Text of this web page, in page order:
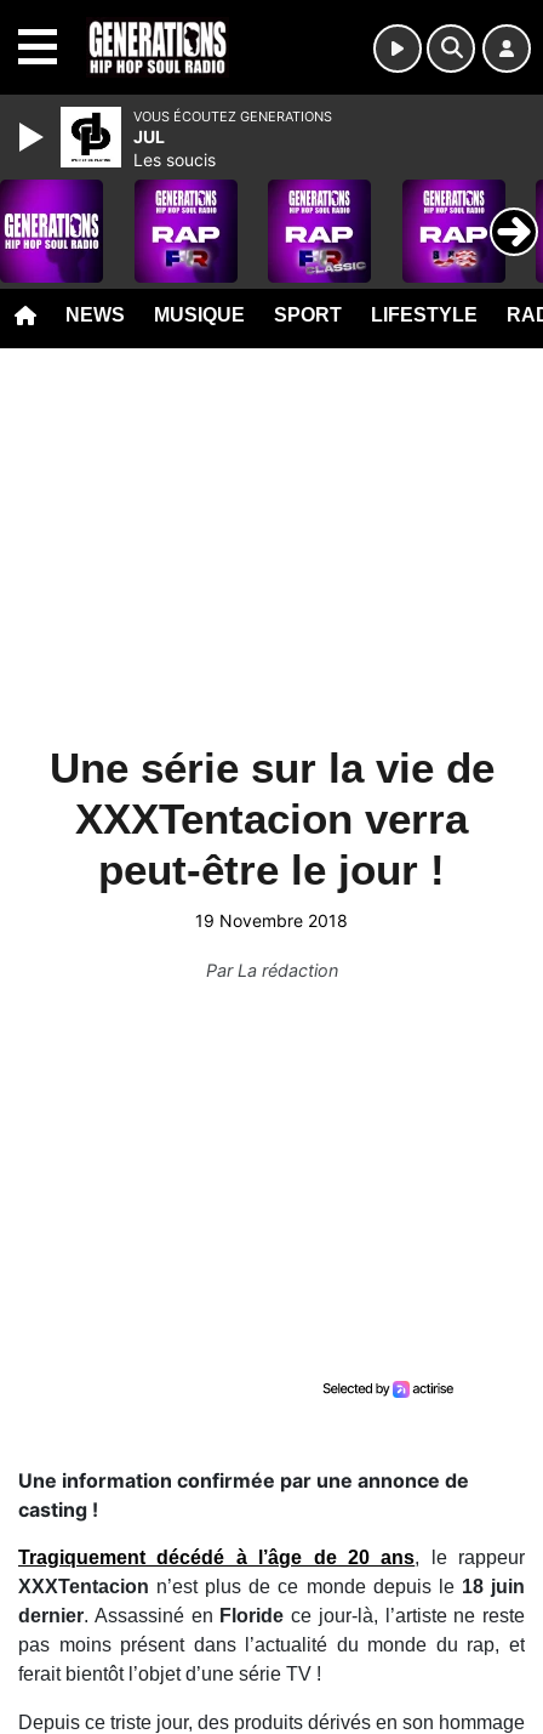
NEWS MUSIQUE SPORT LIFESTYLE
Une série sur la vie de
XXXTentacion verra
peut-être le jour !
19 Novembre 2018
ParLa rédaction
Une information confirmée par une annonce de
casting !
Tragiquement décédé à l’âge de 20 ans, le rappeur
XXXTentacion n’est plus de ce monde depuis le18 juin
dernier. Assassiné en Floride ce jour-là, l’artiste ne reste
pas moins présent dans l’actualité du monde du rap, et
ferait bientôt l’objet d’une série TV !
Depuis ce triste jour, des produits dérivés en son hommage
VOUS ÉCOUTEZ GENERATIONS
JUL
Les soucis